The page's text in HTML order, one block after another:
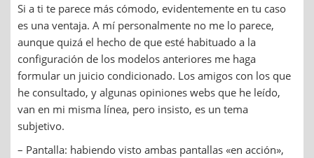
Si a ti te parece más cómodo, evidentemente en tu caso
es una ventaja. A mí personalmente no me lo parece,
aunque quizá el hecho de que esté habituado a la
configuración de los modelos anteriores me haga
formular un juicio condicionado. Los amigos con los que
he consultado, y algunas opiniones webs que he leído,
van en mi misma línea, pero insisto, es un tema
subjetivo.
– Pantalla: habiendo visto ambas pantallas «en acción»,